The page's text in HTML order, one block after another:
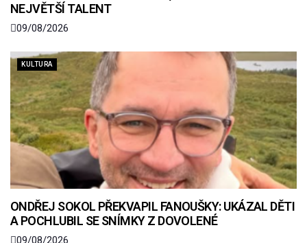
NEJVĚTŠÍ TALENT
09/08/2026
KULTURA
ONDŘEJ SOKOL PŘEKVAPIL FANOUŠKY: UKÁZAL DĚTI
A POCHLUBIL SE SNÍMKY Z DOVOLENÉ
09/08/2026